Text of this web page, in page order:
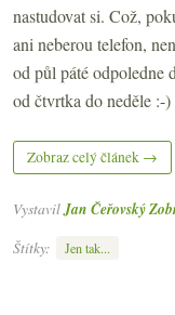
nastudovat si. Což,
ani neberou telefon,
od půl páté odpoledne
od čtvrtka do neděle :-)
Zobraz celý článek →
Vystavil Jan Čeřovský
Štítky:
Jen tak...